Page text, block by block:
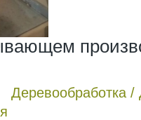
Деревообработка /